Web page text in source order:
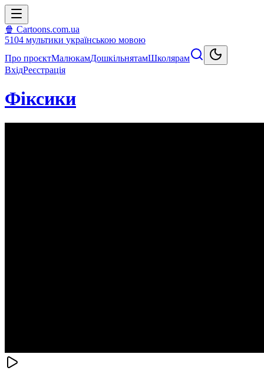
🍿 Cartoons.com.ua
5104 мультики українською мовою
Про проєктМалюкамДошкільнятамШколярам
ВхідРеєстрація
Фіксики